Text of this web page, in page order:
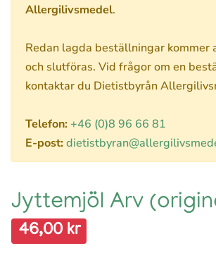
Allergilivsmedel.
Redan lagda beställningar kommer
och slutföras. Vid frågor om en
kontaktar du Dietistbyrån
Telefon: +46 (0)8 96 66 81
E-post:
Jyttemjöl Arv
46,00 kr